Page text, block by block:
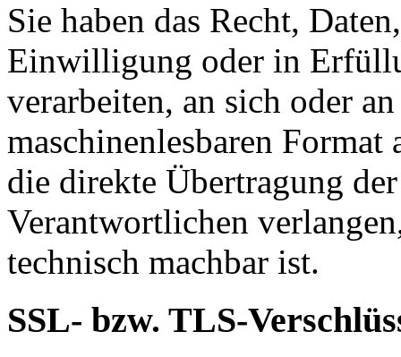
Sie haben das Recht,
Einwilligung oder in
verarbeiten, an sich oder
maschinenlesbaren Format
die direkte Übertragung
Verantwortlichen
technisch machbar ist.
SSL- bzw. TLS-